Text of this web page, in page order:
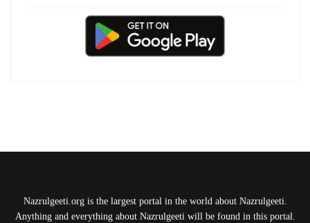
Nazrulgeeti.org is the largest portal in the world about Nazrulgeeti.
Anything and everything about Nazrulgeeti will be found in this portal.